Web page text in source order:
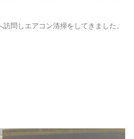
問しエアコン清掃をしてきました。